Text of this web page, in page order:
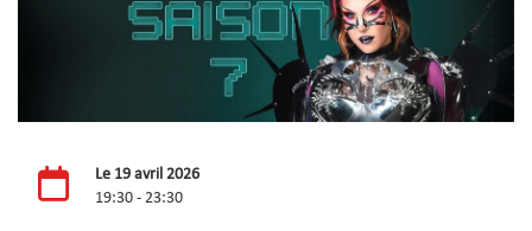
Le 19 avril 2026
19:30 - 23:30